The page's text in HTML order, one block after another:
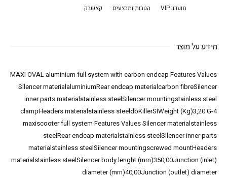
מועדון VIP הטבות ומבצעים קאשבק
מידע על מוצר
MAXI OVAL aluminium full system with carbon endcap Features Values
Silencer materialaluminiumRear endcap materialcarbon fibreSilencer
inner parts materialstainless steelSilencer mountingstainless steel
clampHeaders materialstainless steeldbKillerSIWeight (Kg)3,20 G-4
maxiscooter full system Features Values Silencer materialstainless
steelRear endcap materialstainless steelSilencer inner parts
materialstainless steelSilencer mountingscrewed mountHeaders
materialstainless steelSilencer body lenght (mm)350,00Junction (inlet)
diameter (mm)40,00Junction (outlet) diameter